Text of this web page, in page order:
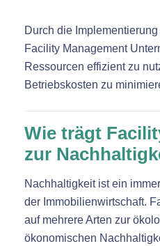
Durch die
Facility Management
Ressourcen effizient zu
Betriebskosten zu
Wie trägt
zur
Nachhaltigkeit ist ein
der Immobilienwirtschaft.
auf mehrere Arten zur
ökonomischen